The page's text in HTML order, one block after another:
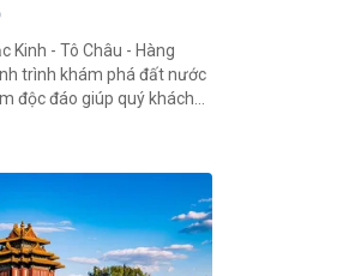
Kinh - Tô Châu - Hàng
trình khám phá đất nước
độc đáo giúp quý khách
cảnh đất nước Trung
một loạt 4 thành phố nổi
Hải, Hàng Châu, Tô Châu.